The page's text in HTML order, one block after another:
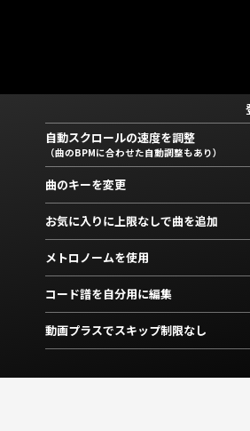
自動スクロールの速度を調整
（曲のBPMに合わせた自動調整もあり）
曲のキーを変更
お気に入りに上限なしで曲を追加
メトロノームを使用
コード譜を自分用に編集
動画プラスでスキップ制限なし